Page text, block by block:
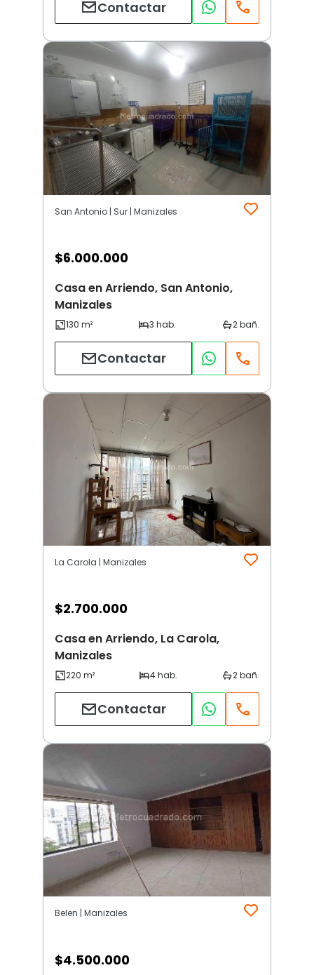
Contactar
San Antonio | Sur | Manizales
$6.000.000
Casa en Arriendo, San Antonio,
Manizales
Contactar
La Carola | Manizales
$2.700.000
Casa en Arriendo, La Carola,
Manizales
Contactar
Belen | Manizales
$4.500.000